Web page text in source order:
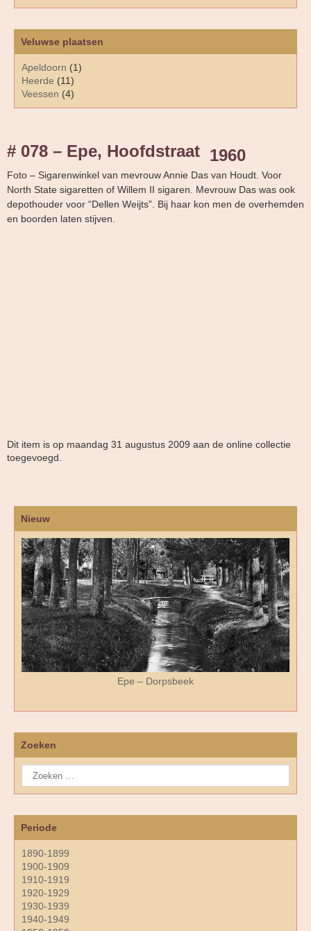
Veluwse plaatsen
Apeldoorn (1)
Heerde (11)
Veessen (4)
# 078 – Epe, Hoofdstraat 1960
Foto – Sigarenwinkel van mevrouw Annie Das van Houdt. Voor
North State sigaretten of Willem II sigaren. Mevrouw Das was ook
depothouder voor “Dellen Weijts”. Bij haar kon men de overhemden
en boorden laten stijven.
Dit item is op maandag 31 augustus 2009 aan de online collectie
toegevoegd.
Nieuw
Epe – Dorpsbeek
Zoeken
Periode
1890-1899
1900-1909
1910-1919
1920-1929
1930-1939
1940-1949